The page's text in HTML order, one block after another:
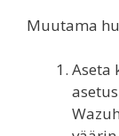
Muutama
Aseta